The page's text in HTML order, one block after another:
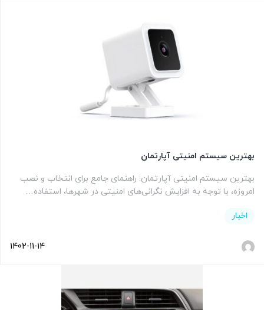
بهترین سیستم امنیتی آپارتمان
بهترین سیستم امنیتی آپارتمان: راهنمای جامع برای انتخاب و نصب
امروزه، با توجه به افزایش نگرانی‌های امنیتی در شهرها، استفاده…
اخبار
1402-11-14